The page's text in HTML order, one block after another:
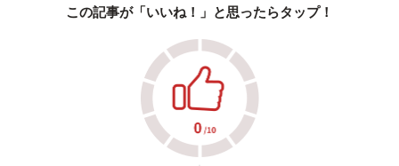
この記事が「いいね！」と思ったらタップ！